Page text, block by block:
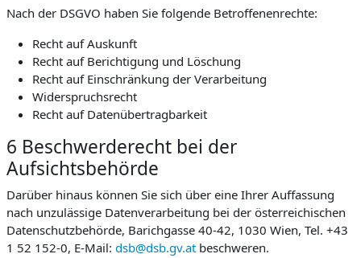
Nach der DSGVO haben Sie folgende Betroffenenrechte:
Recht auf Auskunft
Recht auf Berichtigung und Löschung
Recht auf Einschränkung der Verarbeitung
Widerspruchsrecht
Recht auf Datenübertragbarkeit
6 Beschwerderecht bei der
Aufsichtsbehörde
Darüber hinaus können Sie sich über eine Ihrer Auffassung
nach unzulässige Datenverarbeitung bei der österreichischen
Datenschutzbehörde, Barichgasse 40-42, 1030 Wien, Tel. +43
1 52 152-0, E-Mail: dsb@dsb.gv.at beschweren.